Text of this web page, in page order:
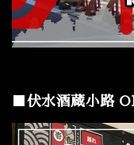
■伏水酒蔵小路